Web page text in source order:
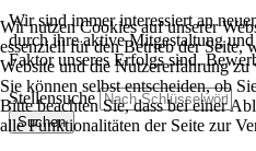
Wir sind immer interessiert an
durch ihre aktive Mitgestaltung
Faktor unseres Erfolgs sind.
Stellensuche
Suchen
Wir nutzen Cookies auf unserer
essenziell für den Betrieb der Seite,
Website und die Nutzererfahrung
Sie können selbst entscheiden, ob
Bitte beachten Sie, dass bei einer
alle Funktionalitäten der Seite zur